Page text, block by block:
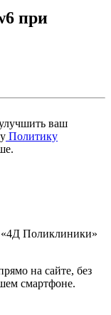
при
ваш
Политику
Поликлиники»
на сайте, без
смартфоне.